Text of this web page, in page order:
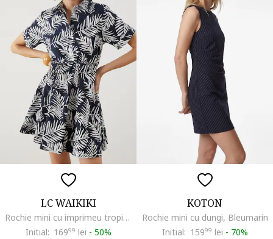
LC WAIKIKI
Rochie mini cu imprimeu tropical, Alb/Albastru ultramarin
Initial: 16999 lei - 50%
KOTON
Rochie mini cu dungi, Bleumarin
Initial: 15999 lei - 70%